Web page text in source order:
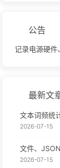
公告
记录电源硬件
最新文
文本词频统
2026-07-15
文件、
2026-07-15